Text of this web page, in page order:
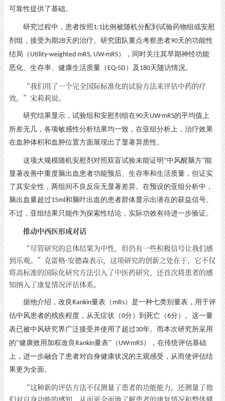
可靠性提供了基础。
研究过程中，患者按照1:1比例被随机分配到试验药物组或安慰
剂组，接受为期28天的治疗。研究团队重点考察患者90天的功能性
结局（ Utility-weighted mRS, UW-mRS），同时关注其早期神经功能
恶化、生存率、健康生活质量（ EQ-5D）及 180天随访情况。
“我们用了一个完全国际标准化的试验方法来评估中药的疗
效。”宋莉莉说。
研究结果显示，试验组和安慰剂组在90天UW-mRS的平均值上
所差无几，各项敏感性分析结果均一致，在亚组分析上，治疗效果
在血肿体积和血肿位置方面展现出了显著异质性。
这项大规模随机安慰剂对照双盲试验未能证明“中风醒脑方”能
显著改善中重度脑出血患者功能预后、生存率和生活质量，但证实
了其安全性，两组间不良反应无显著差异。在预设的亚组分析中，
脑出血量超过15ml和脑叶出血的患者群体显示出潜在的获益信号。
不过，亚组结果只能作为探索性结论，实际功效有待进一步验证。
推动中西医形成对话
“尽管研究的总体结果为中性，但仍有一些积极信号让我们感
到乐观。”克雷格·安德森表示，这项研究的创新之处在于，它不仅
将高标准的国际化研究方法引入了中医药研究，还首次将患者的感
知纳入了康复情况评估体系。
据他介绍，改良 Rankin量表（ mRs）是一种七类别量表，用于评
估中风患者的残疾程度，从无症状（0分）到死亡（6分）。这一量
表已被中风研究界广泛接受并使用了超过30年。而本次研究所采用
的“健康效用加权改良 Rankin量表”（ UW-mRS），在传统评估基础
上，进一步融合了患者对自身健康状况的主观感受，从而使评估结
果更为全面。
“这种新的评估方法不仅测量了患者的功能能力，还测量了他
们对自身功能的感知，从而更全面地了解患者的康复情况和整体健